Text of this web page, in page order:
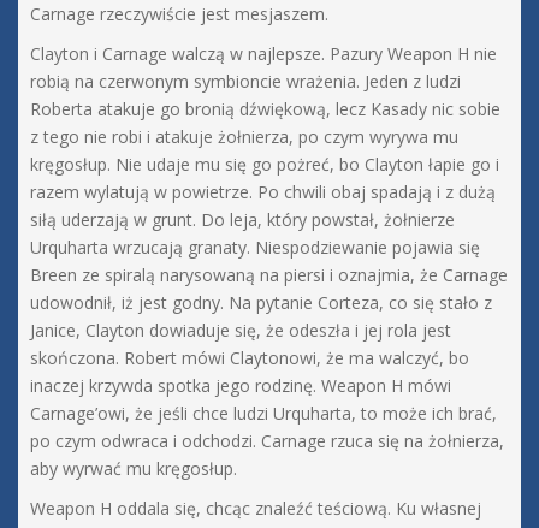
Carnage rzeczywiście jest mesjaszem.
Clayton i Carnage walczą w najlepsze. Pazury Weapon H nie
robią na czerwonym symbioncie wrażenia. Jeden z ludzi
Roberta atakuje go bronią dźwiękową, lecz Kasady nic sobie
z tego nie robi i atakuje żołnierza, po czym wyrywa mu
kręgosłup. Nie udaje mu się go pożreć, bo Clayton łapie go i
razem wylatują w powietrze. Po chwili obaj spadają i z dużą
siłą uderzają w grunt. Do leja, który powstał, żołnierze
Urquharta wrzucają granaty. Niespodziewanie pojawia się
Breen ze spiralą narysowaną na piersi i oznajmia, że Carnage
udowodnił, iż jest godny. Na pytanie Corteza, co się stało z
Janice, Clayton dowiaduje się, że odeszła i jej rola jest
skończona. Robert mówi Claytonowi, że ma walczyć, bo
inaczej krzywda spotka jego rodzinę. Weapon H mówi
Carnage’owi, że jeśli chce ludzi Urquharta, to może ich brać,
po czym odwraca i odchodzi. Carnage rzuca się na żołnierza,
aby wyrwać mu kręgosłup.
Weapon H oddala się, chcąc znaleźć teściową. Ku własnej